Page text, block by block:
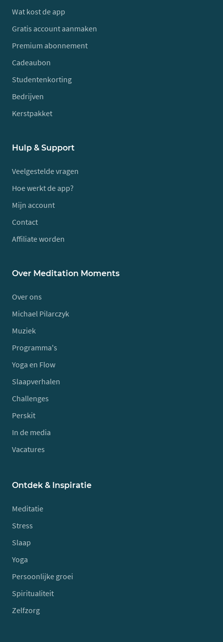
Wat kost de app
Gratis account aanmaken
Premium abonnement
Cadeaubon
Studentenkorting
Bedrijven
Kerstpakket
Hulp & Support
Veelgestelde vragen
Hoe werkt de app?
Mijn account
Contact
Affiliate worden
Over Meditation Moments
Over ons
Michael Pilarczyk
Muziek
Programma's
Yoga en Flow
Slaapverhalen
Challenges
Perskit
In de media
Vacatures
Ontdek & Inspiratie
Meditatie
Stress
Slaap
Yoga
Persoonlijke groei
Spiritualiteit
Zelfzorg